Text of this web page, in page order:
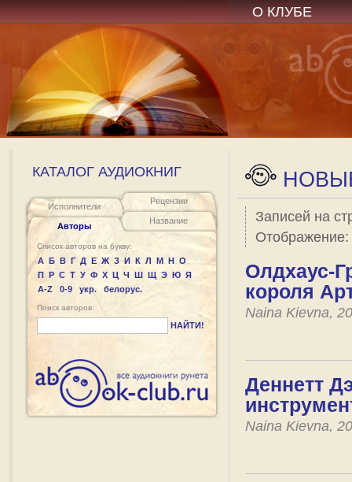
О КЛУБЕ
КАТАЛОГ АУДИОКНИГ
Исполнители
Авторы
Рецензии
Название
Список авторов на букву:
А Б В Г Д Е Ж З И К Л М Н О
П Р С Т У Ф Х Ц Ч Ш Щ Э Ю Я
A-Z
0-9 укр. белорус.
Поиск авторов:
НАЙТИ!
Записей на
Отображение:
Олдхаус-
короля
Naina Kievna,
Деннетт
Naina Kievna,